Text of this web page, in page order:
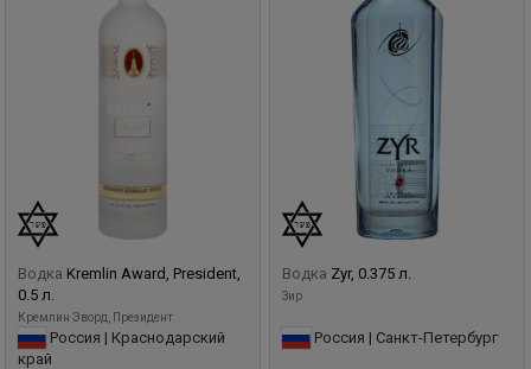
Водка Kremlin Award, President,
0.5 л.
Кремлин Эворд, Президент
Россия | Краснодарский
край
Водка Zyr, 0.375 л.
Зир
Россия | Санкт-Петербург